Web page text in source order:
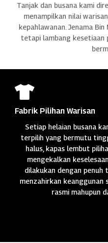
Tanjak dan busana kami
menampilkan nilai
kepahlawanan. Jenama
tetapi lambang kesetiaan

Fabrik Pilihan Warisan
Setiap helaian busana
terpilih yang bermutu
halus, kapas lembut
mengekalkan
dilakukan dengan
menzahirkan keanggunan
rasmi mahupun